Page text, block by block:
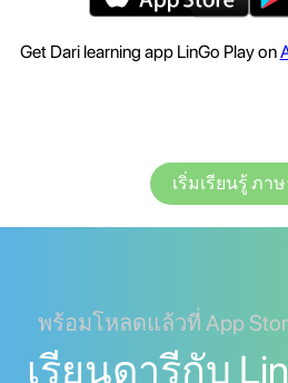
Get Dari learning app LinGo Play on
เริ่มเรียนรู้ ภา
พร้อมโหลดแล้วที่ App
เรียนดารีกับ